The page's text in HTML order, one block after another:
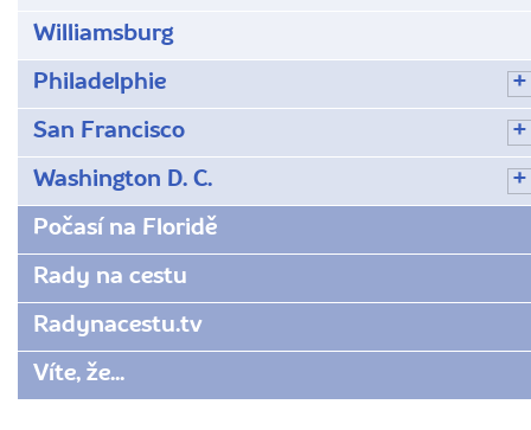
Williamsburg
Philadelphie
San Francisco
Washington D. C.
Počasí na Floridě
Rady na cestu
Radynacestu.tv
Víte, že...